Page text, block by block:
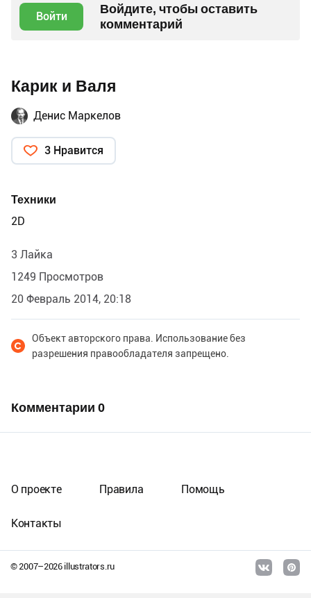
Войти
Войдите, чтобы оставить
комментарий
Карик и Валя
Денис Маркелов
3 Нравится
Техники
2D
3 Лайка
1249 Просмотров
20 Февраль 2014, 20:18
Объект авторского права. Использование без
разрешения правообладателя запрещено.
Комментарии 0
© 2007–2026illustrators.ru
О проекте Правила Помощь
Контакты